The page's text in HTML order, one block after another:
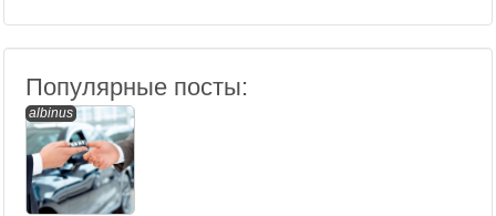
Популярные посты:
albinus